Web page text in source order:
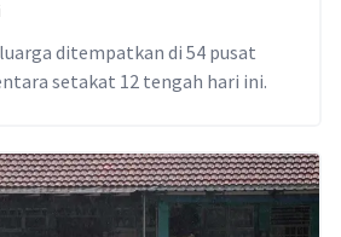
ditempatkan di 54 pusat
setakat 12 tengah hari ini.